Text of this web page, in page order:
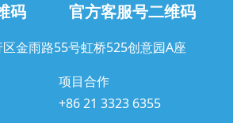
码 官方客服号二维码
金雨路55号虹桥525创意园A座
项目合作
+86 21 3323 6355